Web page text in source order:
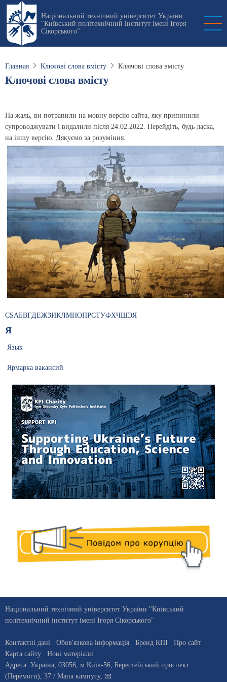
Перейти
основному
содержанию
Національний технічний університет України
"Київський політехнічний інститут імені Ігоря
Сікорського"
Главная Ключові слова вмісту Ключові слова вмісту
Ключові слова вмісту
На жаль, ви потрапили на мовну версію сайта, яку припинили
супроводжувати і видалили після 24.02.2022. Перейдіть, будь ласка,
на іншу версію. Дякуємо за розуміння.
CSАБВГДЕЖЗИКЛМНОПРСТУФХЧШЭЯ
Я
Язык
Ярмарка вакансий
Національний технічний університет України "Київський
політехнічний інститут імені Ігоря Сікорського"
Контактні дані Обов'язкова інформація Бренд КПІ
Про сайт
Карта сайту
Нові матеріали
Адреса: Україна 03056 , м. Київ-56, Берестейський проспект
(Перемоги), 37 / Мапа кампусу, 📧